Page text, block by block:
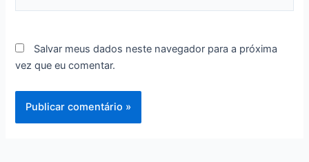
Salvar meus dados neste navegador para a próxima
vez que eu comentar.